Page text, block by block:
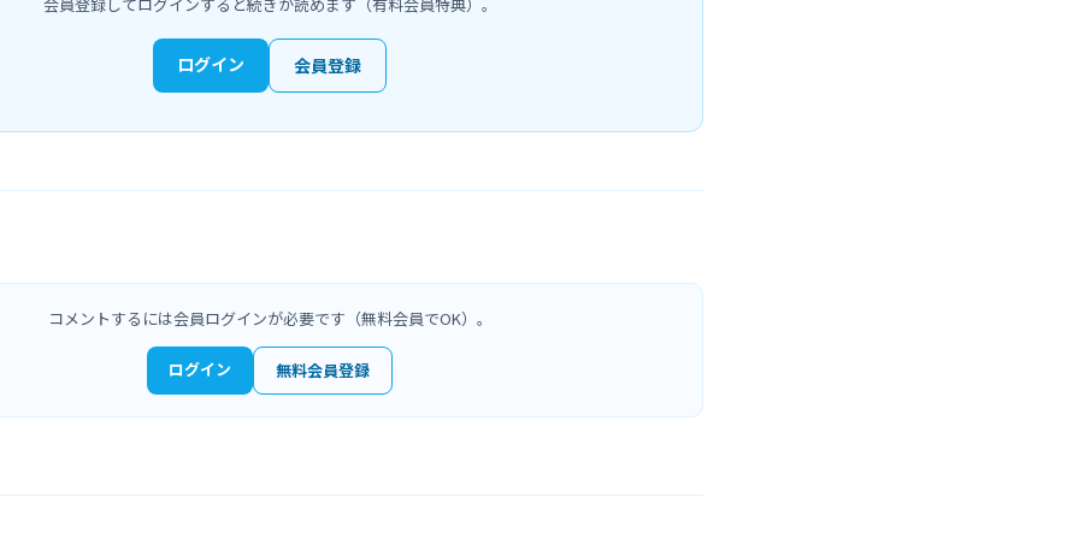
ログイン 会員登録
コメントするには会員ログインが必要です（無料会員でOK）。
ログイン 無料会員登録